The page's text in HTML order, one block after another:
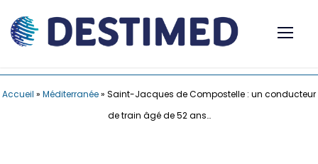
Accueil » Méditerranée» Saint-Jacques de Compostelle : un conducteur
de train âgé de 52 ans…